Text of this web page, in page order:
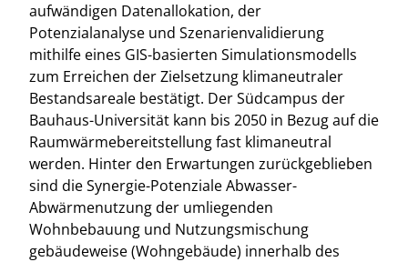
aufwändigen Datenallokation, der
Potenzialanalyse und Szenarienvalidierung
mithilfe eines GIS-basierten Simulationsmodells
zum Erreichen der Zielsetzung klimaneutraler
Bestandsareale bestätigt. Der Südcampus der
Bauhaus-Universität kann bis 2050 in Bezug auf die
Raumwärmebereitstellung fast klimaneutral
werden. Hinter den Erwartungen zurückgeblieben
sind die Synergie-Potenziale Abwasser-
Abwärmenutzung der umliegenden
Wohnbebauung und Nutzungsmischung
gebäudeweise (Wohngebäude) innerhalb des